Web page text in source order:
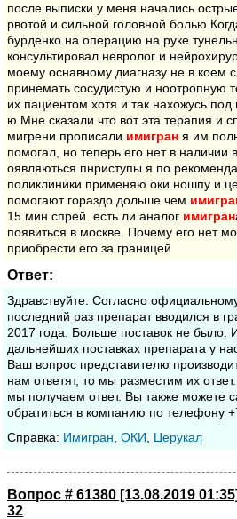
после выписки у меня начались
рвотой и сильной головной
бурденко на операцию на руке
консультировал невролог и
моему оснавному диагназу не в коем
принемать сосудистую и ноотропную
их пациентом хотя и так нахожусь
ю Мне сказали что вот эта терапия и
мигрени прописали имигран я им
помогал, но теперь его нет в наличии
оявляються пнриступы я по
поликлиники применяю оки ношпу и
помогают гораздо дольше чем
15 мин спрей. есть ли аналог имигран
появиться в москве. Почему его нет
приобрести его за границей
Ответ:
Здравствуйте. Согласно
последний раз препарат вводился в
2017 года. Больше поставок не
дальнейших поставках препарата у
Ваш вопрос представителю
нам ответят, то мы разместим их
мы получаем ответ. Вы также можете
обратиться в компанию по телефону
Cправка: Имигран ОКИ Церукал
Вопрос # 61380 [13.08.2019
32